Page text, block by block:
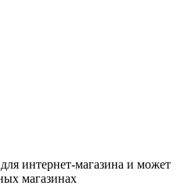
интернет-магазина и может
магазинах